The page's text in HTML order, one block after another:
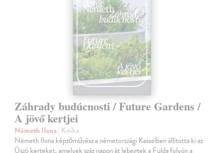
Záhrady budúcnosti / Future Gardens /
A jövő kertjei
Németh Ilona| Kniha
Németh Ilona képzőművész a németországi Kasselben állította ki az
Úszó kerteket, amelyek száz napon át lebegtek a Fulda folyón a